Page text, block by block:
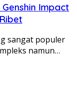
Impact
sangat populer
namun…